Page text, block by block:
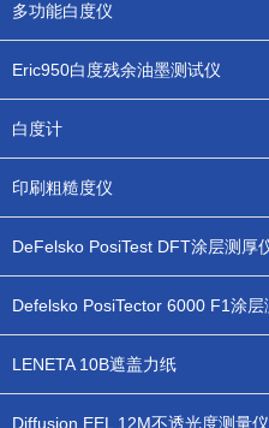
多功能白度仪
Eric950白度残余油墨测试仪
白度计
印刷粗糙度仪
DeFelsko PosiTest DFT涂层测厚
LENETA 10B遮盖力纸
Diffusion EEL 12M不透光度测量仪